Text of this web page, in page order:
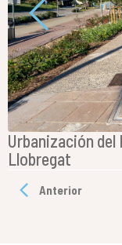
Urbanización del
Llobregat
Anterior